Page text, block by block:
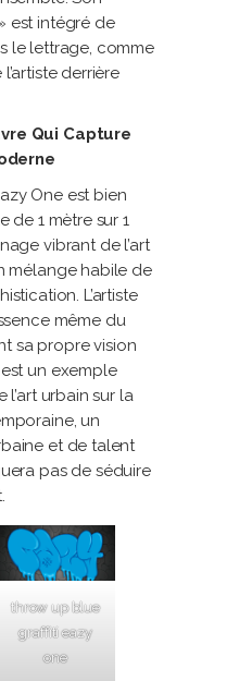
est intégré de
le lettrage, comme
derrière
Qui Capture
One est bien
de 1 mètre sur 1
vibrant de l’art
mélange habile de
L’artiste
même du
sa propre vision
un exemple
l’art urbain sur la
un
et de talent
pas de séduire
throw up blue
graffiti eazy
one